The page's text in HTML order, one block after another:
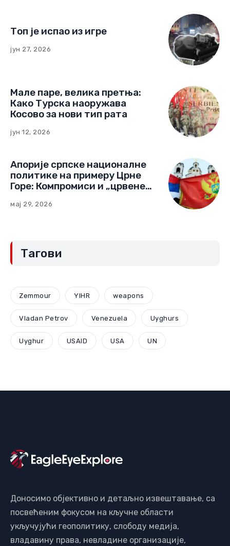
Топ је испао из игре
јун 27, 2026
Мале паре, велика претња:
Како Турска наоружава
Косово за нови тип рата
јун 12, 2026
Апорије српске националне
политике на примеру Црне
Горе: Компромиси и „црвене
мај 29, 2026
Тагови
Zemmour YIHR weapons
Vladan Petrov Venezuela Uyghurs
Uyghur USAID USA UN
Доносимо објективно и детаљно извештавање, са
посвећеним фокусом на кључне области
укључујући геополитику, слободу медија,
владавину права, невладине организације,